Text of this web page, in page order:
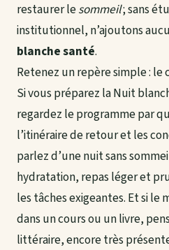
restaurer lesommeil; sans
institutionnel, n’ajoutons
blanche santé.
Retenez un repère simple : le
Si vous préparez la Nuit
regardez le programme par
l’itinéraire de retour et les
parlez d’une nuit sans
hydratation, repas léger et
les tâches exigeantes. Et sile
dans un cours ou un livre,
littéraire, encore très